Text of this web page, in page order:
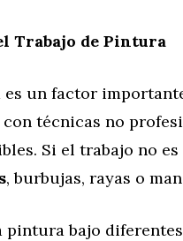
Trabajo de Pintura
un factor
técnicas no
Si el trabajo no
, burbujas, rayas o
pintura bajo